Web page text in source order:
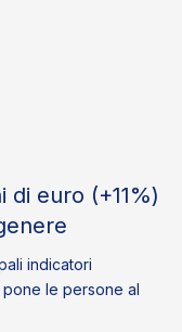
euro (+11%)
indicatori
le persone al